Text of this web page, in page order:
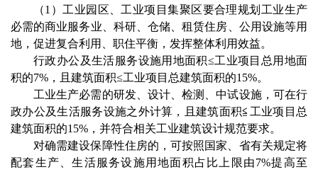
（1）工业园区、工业项目集聚区要合理规划工业生产
必需的商业服务业、科研、仓储、租赁住房、公用设施等用
地，促进复合利用、职住平衡，发挥整体利用效益。
行政办公及生活服务设施用地面积≤工业项目总用地面
积的7%，且建筑面积≤工业项目总建筑面积的15%。
工业生产必需的研发、设计、检测、中试设施，可在行
政办公及生活服务设施之外计算，且建筑面积≦工业项目总
建筑面积的15%，并符合相关工业建筑设计规范要求。
对确需建设保障性住房的，可按照国家、省有关规定将
配套生产、生活服务设施用地面积占比上限由7%提高至